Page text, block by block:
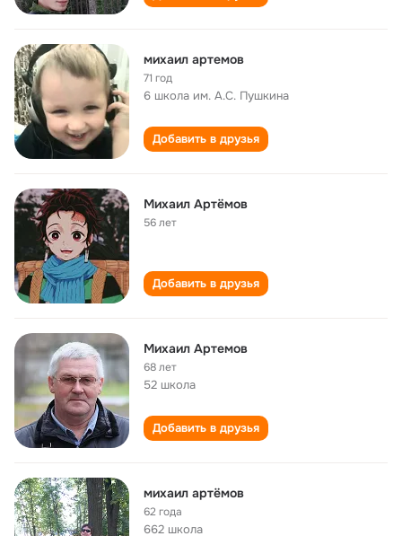
михаил артемов
71 год
6 школа им. А.С. Пушкина
Добавить в друзья
Михаил Артёмов
56 лет
Добавить в друзья
Михаил Артемов
68 лет
52 школа
Добавить в друзья
михаил артёмов
62 года
662 школа